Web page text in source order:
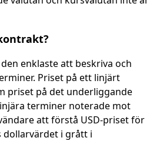
enklaste att beskriva och
Priset på ett linjärt
priset på det underliggande
terminer noterade mot
att förstå USD-priset för
dollarvärdet i grått i